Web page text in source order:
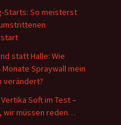
Starts: So meisterst
statt Halle: Wie
Monate Spraywall mein
verändert?
Soft im Test –
wir müssen reden…